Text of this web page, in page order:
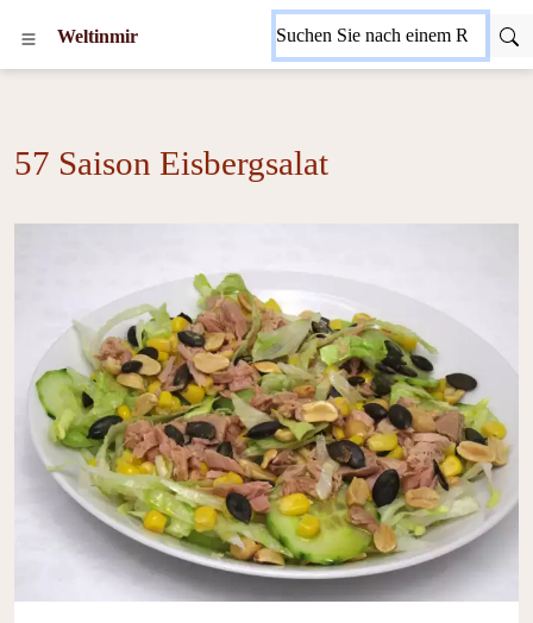
Weltinmir
57 Saison Eisbergsalat